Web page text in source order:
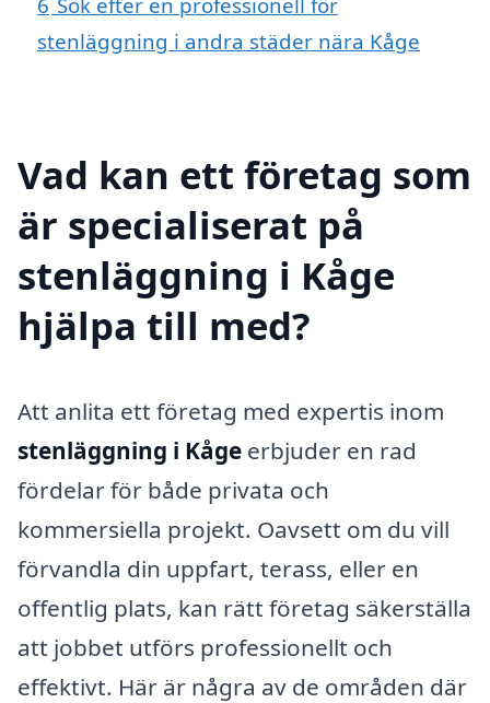
stenläggning i andra städer nära Kåge
Vad kan ett företag som
är specialiserat på
stenläggning i Kåge
hjälpa till med?
Att anlita ett företag med expertis inom
stenläggning i Kåge erbjuder en rad
fördelar för både privata och
kommersiella projekt. Oavsett om du vill
förvandla din uppfart, terass, eller en
offentlig plats, kan rätt företag säkerställa
att jobbet utförs professionellt och
effektivt. Här är några av de områden där